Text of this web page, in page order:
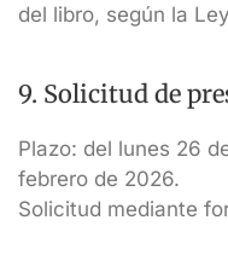
del libro, según la
9. Solicitud de
Plazo: del lunes 26
febrero de 2026.
Solicitud mediante